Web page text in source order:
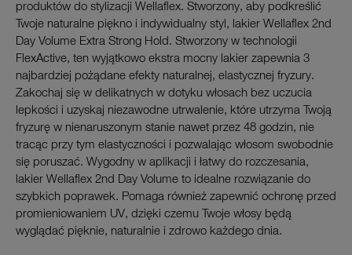
produktów do stylizacji Wellaflex. Stworzony, aby podkreślić
Twoje naturalne piękno i indywidualny styl, lakier Wellaflex 2nd
Day Volume Extra Strong Hold. Stworzony w technologii
FlexActive, ten wyjątkowo ekstra mocny lakier zapewnia 3
najbardziej pożądane efekty naturalnej, elastycznej fryzury.
Zakochaj się w delikatnych w dotyku włosach bez uczucia
lepkości i uzyskaj niezawodne utrwalenie, które utrzyma Twoją
fryzurę w nienaruszonym stanie nawet przez 48 godzin, nie
tracąc przy tym elastyczności i pozwalając włosom swobodnie
się poruszać. Wygodny w aplikacji i łatwy do rozczesania,
lakier Wellaflex 2nd Day Volume to idealne rozwiązanie do
szybkich poprawek. Pomaga również zapewnić ochronę przed
promieniowaniem UV, dzięki czemu Twoje włosy będą
wyglądać pięknie, naturalnie i zdrowo każdego dnia.